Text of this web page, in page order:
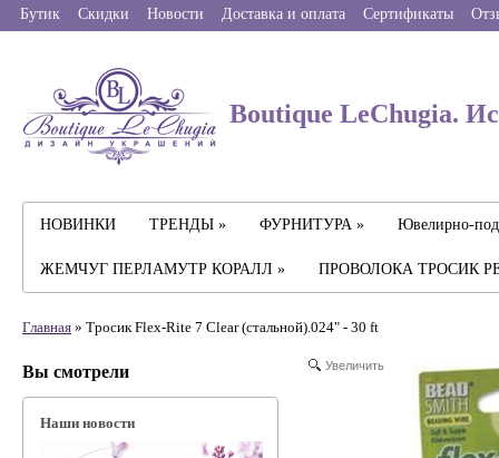
Бутик Скидки Новости Доставка и оплата Сертификаты
Boutique LeChugia.
НОВИНКИ ТРЕНДЫ » ФУРНИТУРА » Ювелирно-
ЖЕМЧУГ ПЕРЛАМУТР КОРАЛЛ » ПРОВОЛОКА ТРОСИК
Главная » Тросик Flex-Rite 7 Clear (стальной).024" - 30 ft
Вы смотрели
Наши новости
Увеличить